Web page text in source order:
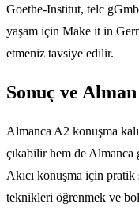
Goethe-Institut, telc
yaşam için Make it in
etmeniz tavsiye edilir.
Sonuç ve
Almanca A2 konuşma
çıkabilir hem de
Akıcı konuşma için pratik
teknikleri öğrenmek ve